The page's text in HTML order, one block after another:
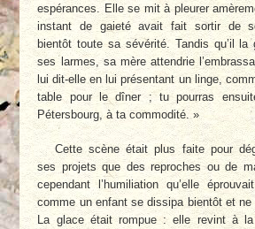
espérances. Elle se mit à pleurer
instant de gaieté avait fait sortir de
bientôt toute sa sévérité. Tandis qu’il la
ses larmes, sa mère attendrie
lui dit-elle en lui présentant un linge,
table pour le dîner ; tu pourras
Pétersbourg, à ta commodité. »
Cette scène était plus faite pour
ses projets que des reproches ou de
cependant l’humiliation qu’elle
comme un enfant se dissipa bientôt et ne
La glace était rompue : elle revint à